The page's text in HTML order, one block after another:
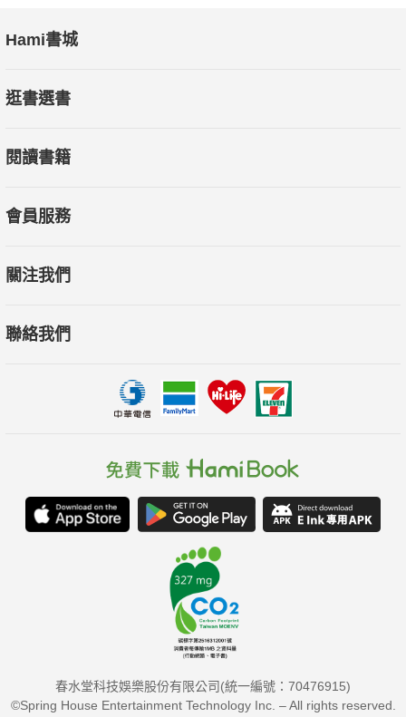
Hami書城
逛書選書
閱讀書籍
會員服務
關注我們
聯絡我們
春水堂科技娛樂股份有限公司(統一編號：70476915)
©Spring House Entertainment Technology Inc. – All rights reserved.